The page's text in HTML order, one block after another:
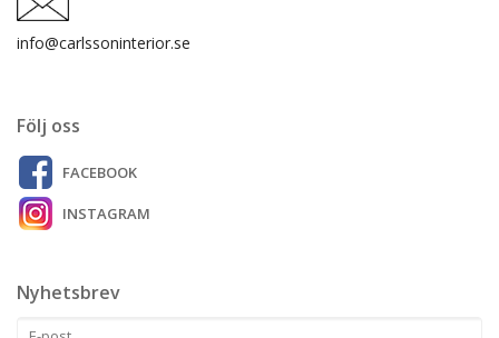
info@carlssoninterior.se
Följ oss
FACEBOOK
INSTAGRAM
Nyhetsbrev